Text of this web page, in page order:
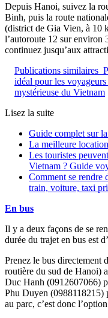
Depuis Hanoi, suivez la
Binh, puis la route
(district de Gia Vien, à 10
l’autoroute 12 sur environ
continuez jusqu’aux
Publications similaires
idéal pour les
mystérieuse du Vietnam
Lisez la suite
Guide complet sur
La meilleure
Les touristes
Vietnam ? Guide
Comment se rendre
train, voiture, taxi
En bus
Il y a deux façons de se
durée du trajet en bus est
Prenez le bus directement
routière du sud de Hanoi)
Duc Hanh (0912607066)
Phu Duyen (0988118215)
au parc, c’est donc